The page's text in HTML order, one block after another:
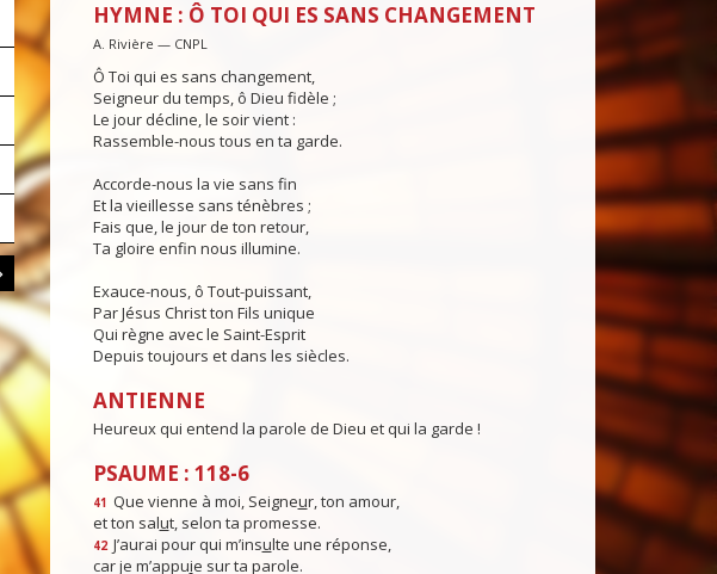
HYMNE : Ô TOI QUI ES SANS CHANGEMENT
A. Rivière — CNPL
Ô Toi qui es sans changement,
Seigneur du temps, ô Dieu fidèle ;
Le jour décline, le soir vient :
Rassemble-nous tous en ta garde.
Accorde-nous la vie sans fin
Et la vieillesse sans ténèbres ;
Fais que, le jour de ton retour,
Ta gloire enfin nous illumine.
Exauce-nous, ô Tout-puissant,
Par Jésus Christ ton Fils unique
Qui règne avec le Saint-Esprit
Depuis toujours et dans les siècles.
ANTIENNE
Heureux qui entend la parole de Dieu et qui la garde !
PSAUME : 118-6
41 Que vienne à moi, Seigneur, ton amour,
et ton salut, selon ta promesse.
42 J’aurai pour qui m’insulte une réponse,
car je m’appuie sur ta parole.